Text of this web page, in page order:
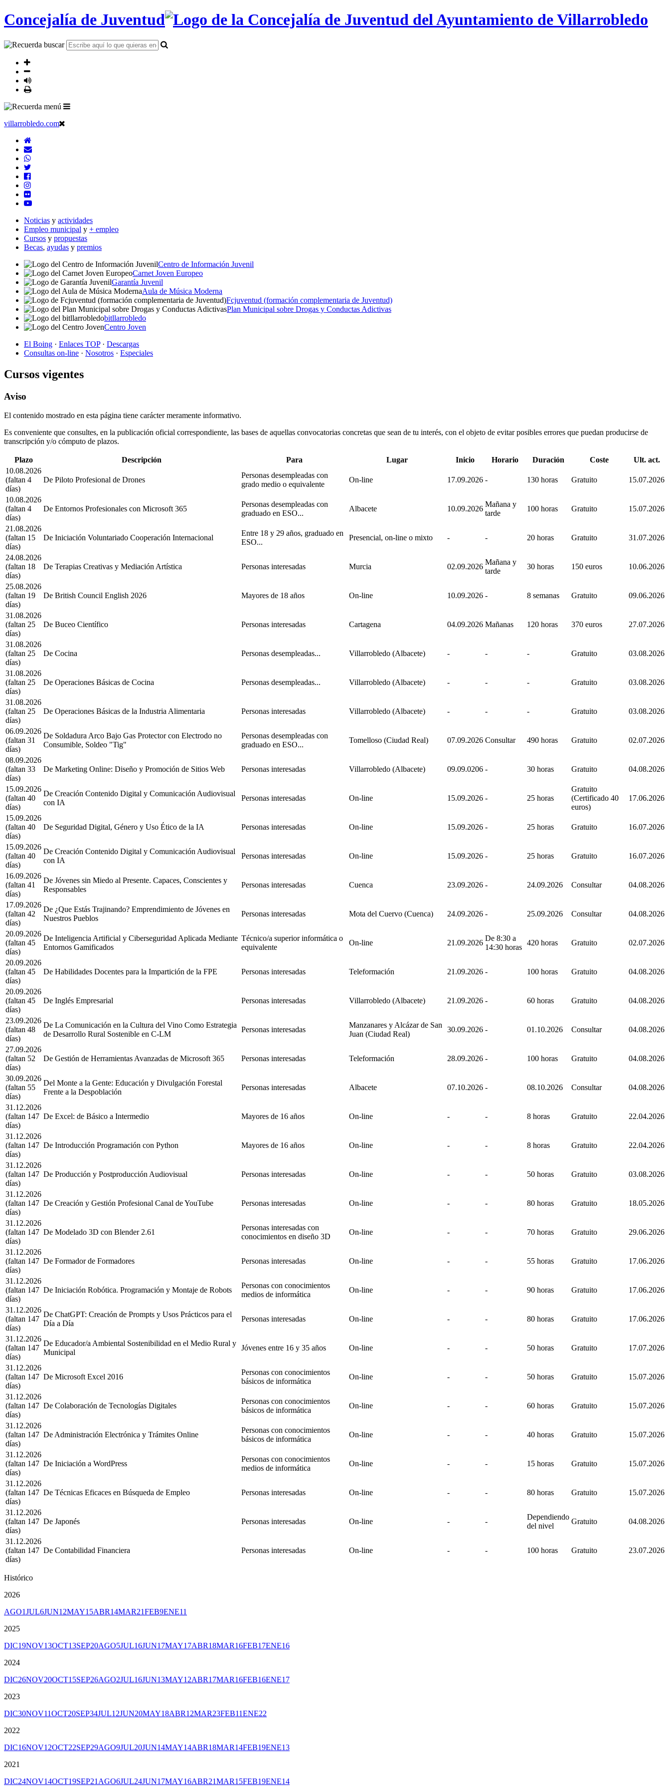
Concejalía de Juventud
villarrobledo.com
Noticias y actividades
Empleo municipal y + empleo
Cursos y propuestas
Becas, ayudas y premios
Centro de Información Juvenil
Carnet Joven Europeo
Garantía Juvenil
Aula de Música Moderna
Fcjuventud (formación complementaria de Juventud)
Plan Municipal sobre Drogas y Conductas Adictivas
bitllarrobledo
Centro Joven
El Boing · Enlaces TOP· Descargas
Consultas on-line · Nosotros · Especiales
Cursos vigentes
Aviso
El contenido mostrado en esta página tiene carácter meramente informativo.
Es conveniente que consultes, en la publicación oficial correspondiente, las bases de aquellas convocatorias concretas que sean de tu interés, con el objeto de evitar posibles errores que puedan producirse de
transcripción y/o cómputo de plazos.
Plazo Descripción Para Lugar Inicio Horario Duración Coste
Ult. act.
10.08.2026
(faltan 4
días)
De Piloto Profesional de Drones
Personas desempleadas con
grado medio o equivalente
On-line 17.09.2026 - 130 horas Gratuito 15.07.2026
10.08.2026
(faltan 4
días)
De Entornos Profesionales con Microsoft 365
Personas desempleadas con
graduado en ESO...
Albacete 10.09.2026
Mañana y
tarde
100 horas Gratuito 15.07.2026
21.08.2026
(faltan 15
días)
De Iniciación Voluntariado Cooperación Internacional
Entre 18 y 29 años, graduado en
ESO...
Presencial, on-line o mixto - - 20 horas Gratuito 31.07.2026
24.08.2026
(faltan 18
días)
De Terapias Creativas y Mediación Artística Personas interesadas Murcia 02.09.2026
Mañana y
tarde
30 horas 150 euros 10.06.2026
25.08.2026
(faltan 19
días)
De British Council English 2026 Mayores de 18 años On-line 10.09.2026 - 8 semanas Gratuito 09.06.2026
31.08.2026
(faltan 25
días)
De Buceo Científico Personas interesadas Cartagena 04.09.2026 Mañanas 120 horas 370 euros 27.07.2026
31.08.2026
(faltan 25
días)
De Cocina Personas desempleadas... Villarrobledo (Albacete) - - - Gratuito 03.08.2026
31.08.2026
(faltan 25
días)
De Operaciones Básicas de Cocina Personas desempleadas... Villarrobledo (Albacete) - - - Gratuito 03.08.2026
31.08.2026
(faltan 25
días)
De Operaciones Básicas de la Industria Alimentaria Personas interesadas Villarrobledo (Albacete) - - - Gratuito 03.08.2026
06.09.2026
(faltan 31
días)
De Soldadura Arco Bajo Gas Protector con Electrodo no
Consumible, Soldeo "Tig"
Personas desempleadas con
graduado en ESO...
Tomelloso (Ciudad Real) 07.09.2026 Consultar 490 horas Gratuito 02.07.2026
08.09.2026
(faltan 33
días)
De Marketing Online: Diseño y Promoción de Sitios Web Personas interesadas Villarrobledo (Albacete) 09.09.0206 - 30 horas Gratuito 04.08.2026
15.09.2026
(faltan 40
días)
De Creación Contenido Digital y Comunicación Audiovisual
con IA
Personas interesadas On-line 15.09.2026 - 25 horas
Gratuito
(Certificado 40
euros)
17.06.2026
15.09.2026
(faltan 40
días)
De Seguridad Digital, Género y Uso Ético de la IA Personas interesadas On-line 15.09.2026 - 25 horas Gratuito 16.07.2026
15.09.2026
(faltan 40
días)
De Creación Contenido Digital y Comunicación Audiovisual
con IA
Personas interesadas On-line 15.09.2026 - 25 horas Gratuito 16.07.2026
16.09.2026
(faltan 41
días)
De Jóvenes sin Miedo al Presente. Capaces, Conscientes y
Responsables
Personas interesadas Cuenca 23.09.2026 - 24.09.2026 Consultar 04.08.2026
17.09.2026
(faltan 42
días)
De ¿Que Estás Trajinando? Emprendimiento de Jóvenes en
Nuestros Pueblos
Personas interesadas Mota del Cuervo (Cuenca) 24.09.2026 - 25.09.2026 Consultar 04.08.2026
20.09.2026
(faltan 45
días)
De Inteligencia Artificial y Ciberseguridad Aplicada Mediante
Entornos Gamificados
Técnico/a superior informática o
equivalente
On-line 21.09.2026
De 8:30 a
14:30 horas
420 horas Gratuito 02.07.2026
20.09.2026
(faltan 45
días)
De Habilidades Docentes para la Impartición de la FPE Personas interesadas Teleformación 21.09.2026 - 100 horas Gratuito 04.08.2026
20.09.2026
(faltan 45
días)
De Inglés Empresarial Personas interesadas Villarrobledo (Albacete) 21.09.2026 - 60 horas Gratuito 04.08.2026
23.09.2026
(faltan 48
días)
De La Comunicación en la Cultura del Vino Como Estrategia
de Desarrollo Rural Sostenible en C-LM
Personas interesadas
Manzanares y Alcázar de San
Juan (Ciudad Real)
30.09.2026 - 01.10.2026 Consultar 04.08.2026
27.09.2026
(faltan 52
días)
De Gestión de Herramientas Avanzadas de Microsoft 365 Personas interesadas Teleformación 28.09.2026 - 100 horas Gratuito 04.08.2026
30.09.2026
(faltan 55
días)
Del Monte a la Gente: Educación y Divulgación Forestal
Frente a la Despoblación
Personas interesadas Albacete 07.10.2026 - 08.10.2026 Consultar 04.08.2026
31.12.2026
(faltan 147
días)
De Excel: de Básico a Intermedio Mayores de 16 años On-line - - 8 horas Gratuito 22.04.2026
31.12.2026
(faltan 147
días)
De Introducción Programación con Python Mayores de 16 años On-line - - 8 horas Gratuito 22.04.2026
31.12.2026
(faltan 147
días)
De Producción y Postproducción Audiovisual Personas interesadas On-line - - 50 horas Gratuito 03.08.2026
31.12.2026
(faltan 147
días)
De Creación y Gestión Profesional Canal de YouTube Personas interesadas On-line - - 80 horas Gratuito 18.05.2026
31.12.2026
(faltan 147
días)
De Modelado 3D con Blender 2.61
Personas interesadas con
conocimientos en diseño 3D
On-line - - 70 horas Gratuito 29.06.2026
31.12.2026
(faltan 147
días)
De Formador de Formadores Personas interesadas On-line - - 55 horas Gratuito 17.06.2026
31.12.2026
(faltan 147
días)
De Iniciación Robótica. Programación y Montaje de Robots
Personas con conocimientos
medios de informática
On-line - - 90 horas Gratuito 17.06.2026
31.12.2026
(faltan 147
días)
De ChatGPT: Creación de Prompts y Usos Prácticos para el
Día a Día
Personas interesadas On-line - - 80 horas Gratuito 17.06.2026
31.12.2026
(faltan 147
días)
De Educador/a Ambiental Sostenibilidad en el Medio Rural y
Municipal
Jóvenes entre 16 y 35 años On-line - - 50 horas Gratuito 17.07.2026
31.12.2026
(faltan 147
días)
De Microsoft Excel 2016
Personas con conocimientos
básicos de informática
On-line - - 50 horas Gratuito 15.07.2026
31.12.2026
(faltan 147
días)
De Colaboración de Tecnologías Digitales
Personas con conocimientos
básicos de informática
On-line - - 60 horas Gratuito 15.07.2026
31.12.2026
(faltan 147
días)
De Administración Electrónica y Trámites Online
Personas con conocimientos
básicos de informática
On-line - - 40 horas Gratuito 15.07.2026
31.12.2026
(faltan 147
días)
De Iniciación a WordPress
Personas con conocimientos
medios de informática
On-line - - 15 horas Gratuito 15.07.2026
31.12.2026
(faltan 147
días)
De Técnicas Eficaces en Búsqueda de Empleo Personas interesadas On-line - - 80 horas Gratuito 15.07.2026
31.12.2026
(faltan 147
días)
De Japonés Personas interesadas On-line - -
Dependiendo
del nivel
Gratuito 04.08.2026
31.12.2026
(faltan 147
días)
De Contabilidad Financiera Personas interesadas On-line - - 100 horas Gratuito 23.07.2026
Histórico
2026
AGO1JUL6JUN12MAY15ABR14MAR21FEB9ENE11
2025
DIC19NOV13OCT13SEP20AGO5JUL16JUN17MAY17ABR18MAR16FEB17ENE16
2024
DIC26NOV20OCT15SEP26AGO2JUL16JUN13MAY12ABR17MAR16FEB16ENE17
2023
DIC30NOV11OCT20SEP34JUL12JUN20MAY18ABR12MAR23FEB11ENE22
2022
DIC16NOV12OCT22SEP29AGO9JUL20JUN14MAY14ABR18MAR14FEB19ENE13
2021
DIC24NOV14OCT19SEP21AGO6JUL24JUN17MAY16ABR21MAR15FEB19ENE14